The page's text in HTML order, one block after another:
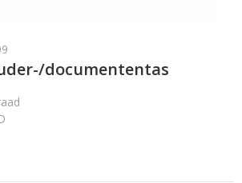
documententas